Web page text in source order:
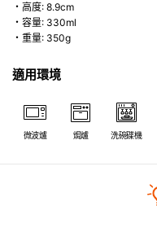
・高度: 8.9cm
・容量: 330ml
・重量: 350g
適用環境
微波爐 焗爐 洗碗碟機